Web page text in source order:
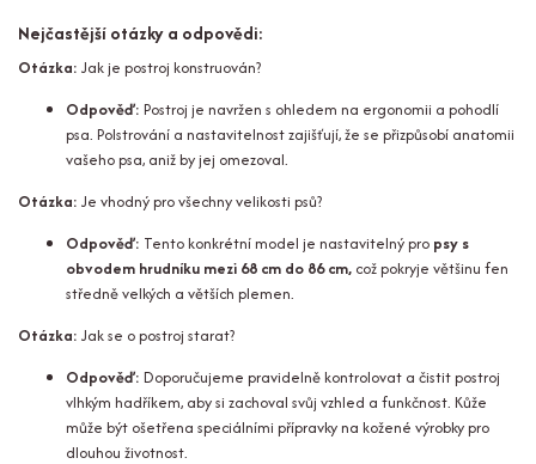
Nejčastější otázky a odpovědi:
Otázka: Jak je postroj konstruován?
Odpověď: Postroj je navržen s ohledem na ergonomii a pohodlí
psa. Polstrování a nastavitelnost zajišťují, že se přizpůsobí anatomii
vašeho psa, aniž by jej omezoval.
Otázka: Je vhodný pro všechny velikosti psů?
Odpověď: Tento konkrétní model je nastavitelný pro psy s
obvodem hrudníku mezi 68 cm do 86 cm, což pokryje většinu fen
středně velkých a větších plemen.
Otázka: Jak se o postroj starat?
Odpověď: Doporučujeme pravidelně kontrolovat a čistit postroj
vlhkým hadříkem, aby si zachoval svůj vzhled a funkčnost. Kůže
může být ošetřena speciálními přípravky na kožené výrobky pro
dlouhou životnost.